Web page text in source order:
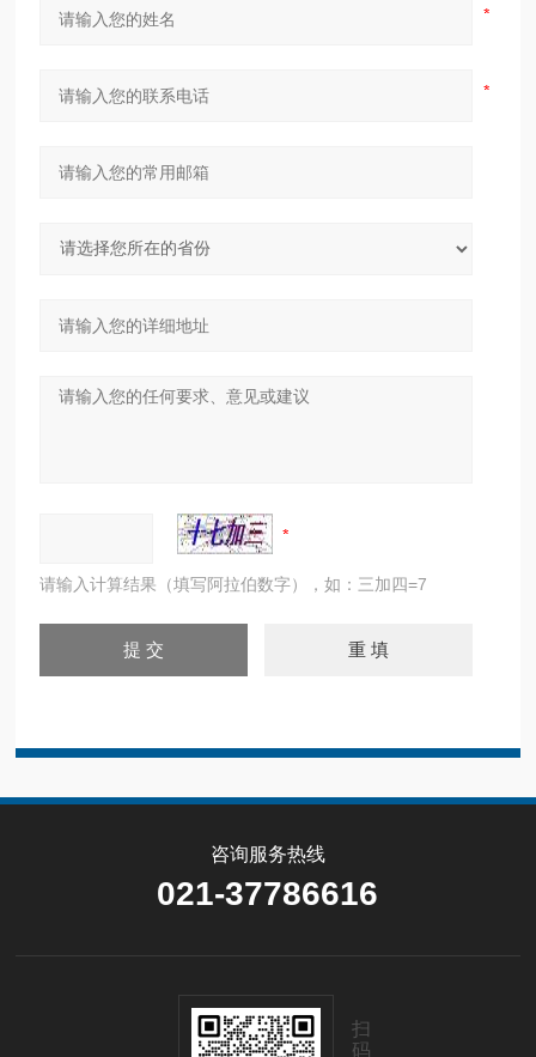
请输入计算结果（填写阿拉伯数字），如：三加四=7
咨询服务热线
021-37786616
扫
码